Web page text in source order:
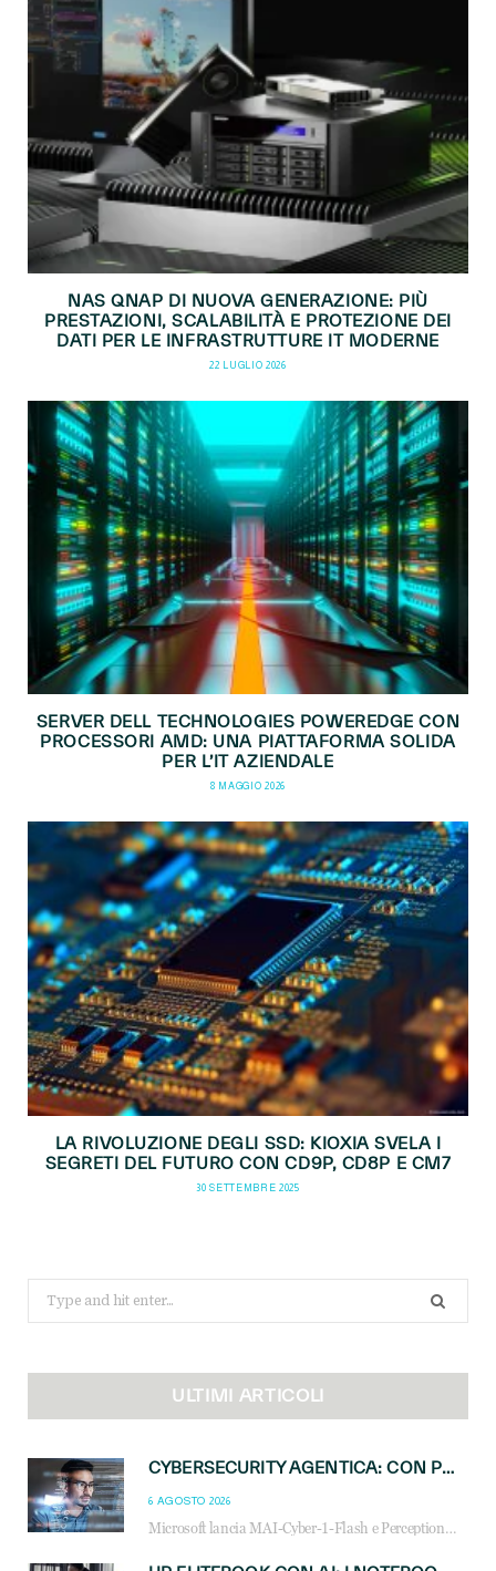
NAS QNAP DI NUOVA GENERAZIONE: PIÙ
PRESTAZIONI, SCALABILITÀ E PROTEZIONE DEI
DATI PER LE INFRASTRUTTURE IT MODERNE
22 LUGLIO 2026
SERVER DELL TECHNOLOGIES POWEREDGE CON
PROCESSORI AMD: UNA PIATTAFORMA SOLIDA
PER L’IT AZIENDALE
8 MAGGIO 2026
LA RIVOLUZIONE DEGLI SSD: KIOXIA SVELA I
SEGRETI DEL FUTURO CON CD9P, CD8P E CM7
30 SETTEMBRE 2025
Search
for:
ULTIMI ARTICOLI
CYBERSECURITY AGENTICA: CON PERCEPTION E MAI-CYBER-1-FLASH MICROSOFT APRE NUOVI SERVIZI PER IL CANALE
6 AGOSTO 2026
Microsoft lancia MAI-Cyber-1-Flash e Perception: cybersecurity agentica in preview dal 3 novembre. Cosa cambia per MSP, system integrator e reseller.